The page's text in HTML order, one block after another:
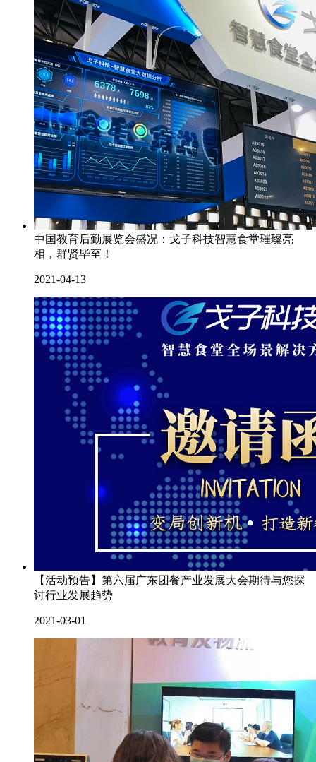
中国教育后勤展览会盛况：戈子科技智慧食堂璀璨亮
相，群贤毕至！
2021-04-13
【活动预告】第六届广东团餐产业发展大会期待与您探
讨行业发展趋势
2021-03-01